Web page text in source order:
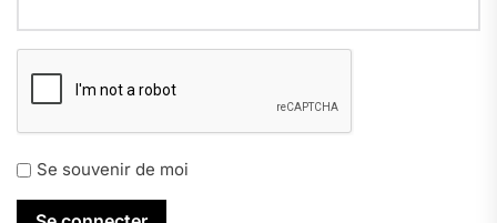
Se souvenir de moi